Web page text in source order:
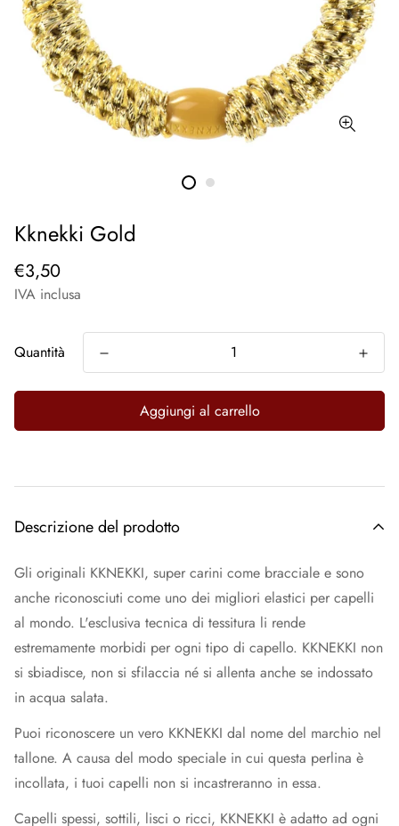
Kknekki Gold
€3,50
IVA inclusa
Quantità
Aggiungi al carrello
Descrizione del prodotto
Gli originali KKNEKKI, super carini come bracciale e sono
anche riconosciuti come uno dei migliori elastici per capelli
al mondo. L'esclusiva tecnica di tessitura li rende
estremamente morbidi per ogni tipo di capello. KKNEKKI non
si sbiadisce, non si sfilaccia né si allenta anche se indossato
in acqua salata.
Puoi riconoscere un vero KKNEKKI dal nome del marchio nel
tallone. A causa del modo speciale in cui questa perlina è
incollata, i tuoi capelli non si incastreranno in essa.
Capelli spessi, sottili, lisci o ricci, KKNEKKI è adatto ad ogni